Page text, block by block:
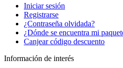
Iniciar sesión
Registrarse
¿Contraseña olvidada?
¿Dónde se encuentra mi
Canjear código descuento
Información de interés